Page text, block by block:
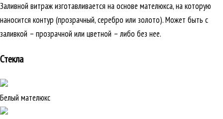
Заливной витраж изготавливается на основе мателюкса, на которую
наносится контур (прозрачный, серебро или золото). Может быть с
заливкой – прозрачной или цветной – либо без нее.
Стекла
Белый мателюкс